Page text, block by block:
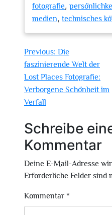
fotografie,
medien, technisches
Beitragsnavigation
Previous: Die
faszinierende Welt der
Lost Places Fotografie:
Verborgene Schönheit im
Verfall
Schreibe
Kommentar
Deine E-Mail-Adresse
Erforderliche Felder sind
Kommentar *